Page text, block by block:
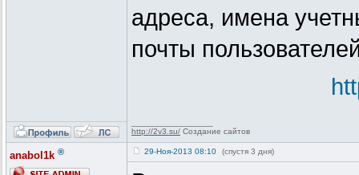
адреса, имена
почты
http://2v3.su/ Создание сайтов
anabol1k ® 29-Ноя-2013 08:10 (спустя 3 дня)